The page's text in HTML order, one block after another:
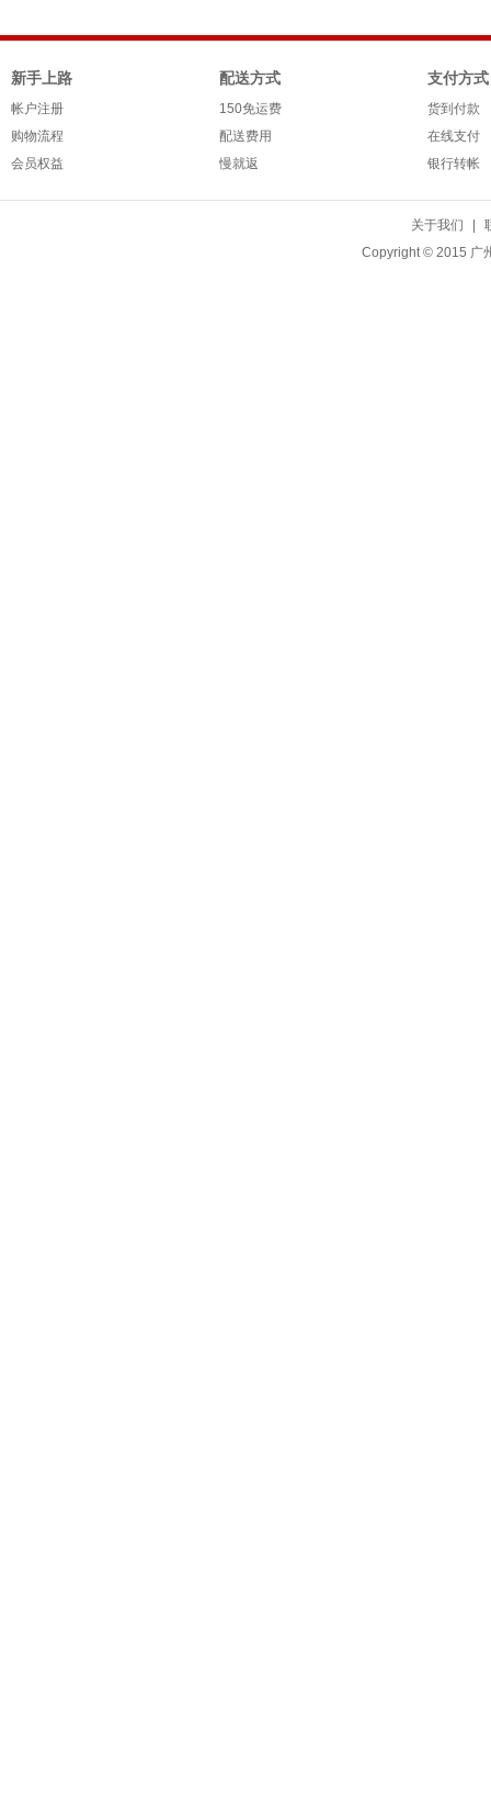
新手上路
帐户注册
购物流程
会员权益
配送方式
150免运费
配送费用
慢就返
支付方式
货到付款
在线支付
银行转帐
关于我们
Copyright © 2015 广